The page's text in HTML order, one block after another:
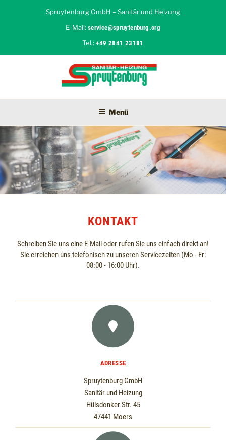
Spruytenburg GmbH – Sanitär und Heizung
E-Mail: service@spruytenburg.org
Tel.:+49 2841 23181
SPRUYTENBURG GMBH
Menü
KONTAKT
Schreiben Sie uns eine E-Mail oder rufen Sie uns einfach direkt an!
Sie erreichen uns telefonisch zu unseren Servicezeiten (Mo - Fr:
08:00 - 16:00 Uhr).
ADRESSE
Spruytenburg GmbH
Sanitär und Heizung
Hülsdonker Str. 45
47441 Moers